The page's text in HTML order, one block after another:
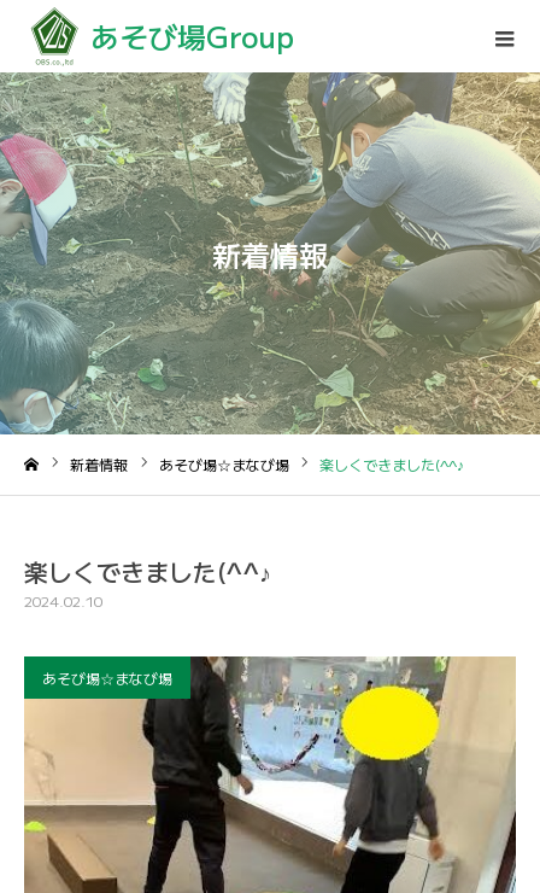
あそび場Group
新着情報
新着情報 あそび場☆まなび場 楽しくできました(^^♪
楽しくできました(^^♪
2024.02.10
あそび場☆まなび場